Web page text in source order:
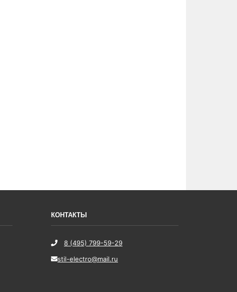
КОНТАКТЫ
8 (495) 799-59-29
stil-electro@mail.ru